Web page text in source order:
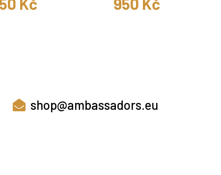
shop@ambassadors.eu